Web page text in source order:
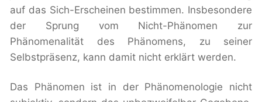
auf das Sich-Erscheinen bestimmen. Insbesondere
der Sprung vom Nicht-Phänomen zur
Phänomenalität des Phänomens, zu seiner
Selbstpräsenz, kann damit nicht erklärt werden.
Das Phänomen ist in der Phänomenologie nicht